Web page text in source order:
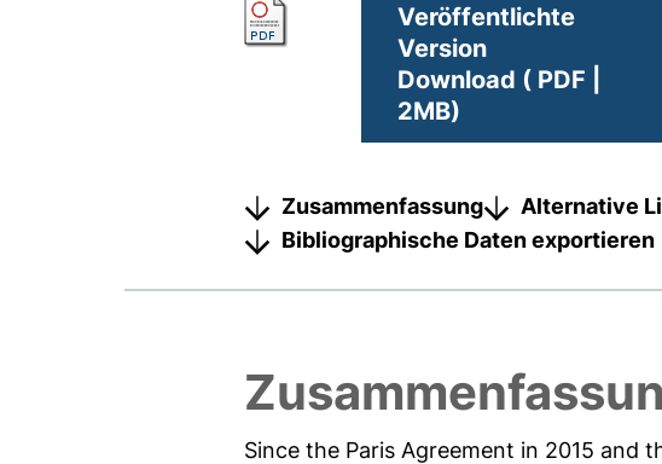
Veröffentlichte
Version
Download ( PDF |
2MB)
Zusammenfassung Alternative
Bibliographische Daten exportieren
Since the Paris Agreement in 2015 and